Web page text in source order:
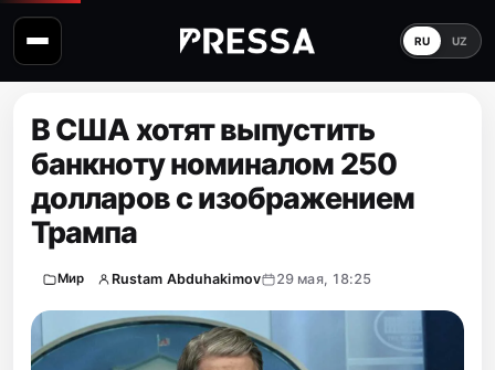
RU UZ
В США хотят выпустить
банкноту номиналом 250
долларов с изображением
Трампа
Мир Rustam Abduhakimov 29 мая, 18:25